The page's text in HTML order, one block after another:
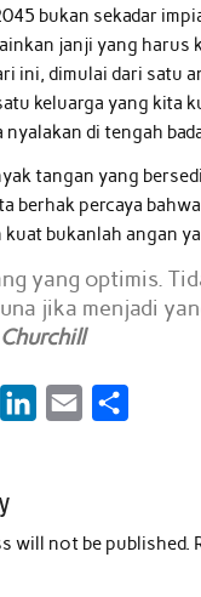
bukan sekadar
janji yang harus
ini, dimulai dari satu
keluarga yang kita
nyalakan di tengah
tangan yang
berhak percaya
kuat bukanlah angan
yang optimis.
jika menjadi
W
e
l
e
will not be published.